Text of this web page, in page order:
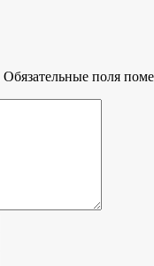
Обязательные поля